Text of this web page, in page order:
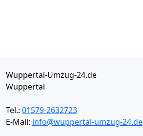
Wuppertal-Umzug-24.de
Wuppertal
Tel.: 01579-2632723
E-Mail: info@wuppertal-umzug-24.de